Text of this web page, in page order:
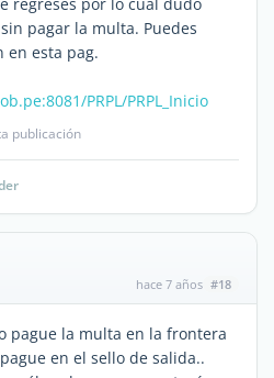
pagar la multa. Puedes
en esta pag.
PRPL/PRPL_Inicio
publicación
hace 7 años #18
pague la multa en la frontera
en el sello de salida..